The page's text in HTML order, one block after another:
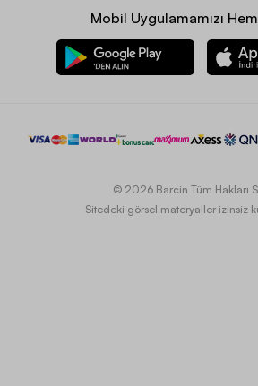
Mobil Uygulamamızı
© 2026 Barcin Tüm Hakları
Sitedeki görsel materyaller izinsiz